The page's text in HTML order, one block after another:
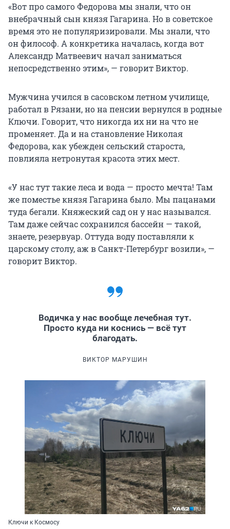
«Вот про самого Федорова мы знали, что он
внебрачный сын князя Гагарина. Но в советское
время это не популяризировали. Мы знали, что
он философ. А конкретика началась, когда вот
Александр Матвеевич начал заниматься
непосредственно этим», — говорит Виктор.
Мужчина учился в сасовском летном училище,
работал в Рязани, но на пенсии вернулся в родные
Ключи. Говорит, что никогда их ни на что не
променяет. Да и на становление Николая
Федорова, как убежден сельский староста,
повлияла нетронутая красота этих мест.
«У нас тут такие леса и вода — просто мечта! Там
же поместье князя Гагарина было. Мы пацанами
туда бегали. Княжеский сад он у нас назывался.
Там даже сейчас сохранился бассейн — такой,
знаете, резервуар. Оттуда воду поставляли к
царскому столу, аж в Санкт-Петербург возили», —
говорит Виктор.
Водичка у нас вообще лечебная тут.
Просто куда ни коснись — всё тут
благодать.
ВИКТОР МАРУШИН
Ключи к Космосу